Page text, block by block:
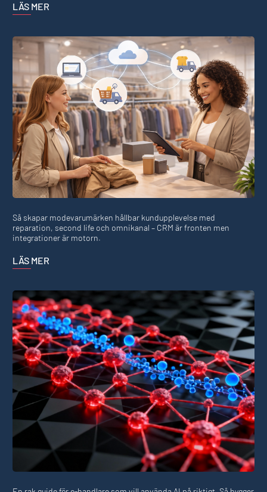
LÄS MER
Så skapar modevarumärken hållbar kundupplevelse med
reparation, second life och omnikanal – CRM är fronten men
integrationer är motorn.
LÄS MER